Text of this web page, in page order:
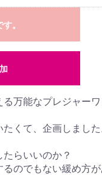
。
る万能なプレジャー
くて、企画しました
らいいのか？
のでもない緩め方が